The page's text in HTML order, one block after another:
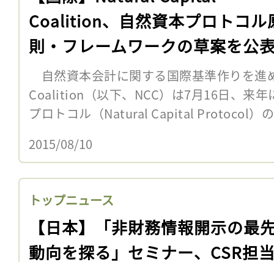
Coalition、自然資本プロトコル
則・フレームワークの草案を公
自然資本会計に関する国際基準作りを
Coalition（以下、NCC）は7月16日、来年
プロトコル（Natural Capital Protocol）
2015/08/10
トップニュース
【日本】「非財務情報開示の最
動向を探る」セミナー、CSR担